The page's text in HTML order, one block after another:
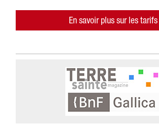
En savoir plus sur les tarifs